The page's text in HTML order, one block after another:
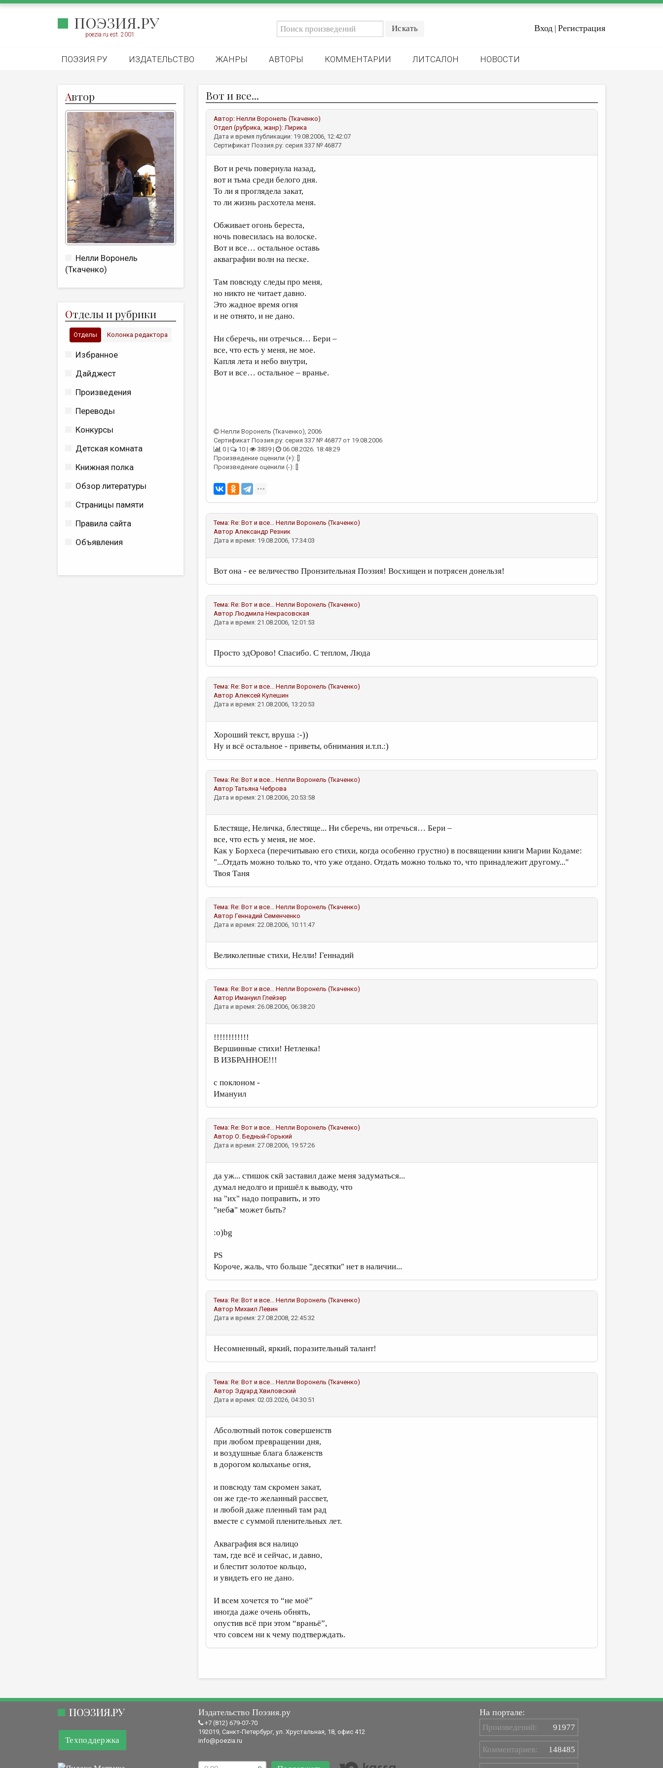
ПОЭЗИЯ.РУ
poezia.ru est. 2001
Вход | Регистрация
ПОЭЗИЯ.РУ ИЗДАТЕЛЬСТВО ЖАНРЫ АВТОРЫ КОММЕНТАРИИ ЛИТСАЛОН НОВОСТИ
Автор
Нелли Воронель
(Ткаченко)
Отделы и рубрики
Отделы Колонка редактора
Избранное
Дайджест
Произведения
Переводы
Конкурсы
Детская комната
Книжная полка
Обзор литературы
Страницы памяти
Правила сайта
Объявления
Вот и все...
Автор: Нелли Воронель (Ткаченко)
Отдел (рубрика, жанр):Лирика
Дата и время публикации: 19.08.2006, 12:42:07
Сертификат Поэзия.ру: серия 337 № 46877
Вот и речь повернула назад,
вот и тьма среди белого дня.
То ли я проглядела закат,
то ли жизнь расхотела меня.
Обживает огонь береста,
ночь повесилась на волоске.
Вот и все… остальное оставь
акваграфии волн на песке.
Там повсюду следы про меня,
но никто не читает давно.
Это жадное время огня
и не отнято, и не дано.
Ни сберечь, ни отречься… Бери –
все, что есть у меня, не мое.
Капля лета и небо внутри,
Вот и все… остальное – вранье.
Нелли Воронель (Ткаченко), 2006
Сертификат Поэзия.ру: серия 337 № 46877 от 19.08.2006
0 |
10 | 3839 |
06.08.2026. 18:48:29
Произведение оценили (+): []
Произведение оценили (-): []
Тема: Re: Вот и все... Нелли Воронель (Ткаченко)
Автор Александр Резник
Дата и время: 19.08.2006, 17:34:03
Вот она - ее величество Пронзительная Поэзия! Восхищен и потрясен донельзя!
Тема: Re: Вот и все... Нелли Воронель (Ткаченко)
АвторЛюдмила Некрасовская
Дата и время: 21.08.2006, 12:01:53
Просто здОрово! Спасибо. С теплом, Люда
Тема: Re: Вот и все... Нелли Воронель (Ткаченко)
Автор Алексей Кулешин
Дата и время: 21.08.2006, 13:20:53
Хороший текст, вруша :-))
Ну и всё остальное - приветы, обнимания и.т.п.:)
Тема: Re: Вот и все... Нелли Воронель (Ткаченко)
АвторТатьяна Чеброва
Дата и время: 21.08.2006, 20:53:58
Блестяще, Неличка, блестяще... Ни сберечь, ни отречься… Бери –
все, что есть у меня, не мое.
Как у Борхеса (перечитываю его стихи, когда особенно грустно) в посвящении книги Марии Кодаме:
"...Отдать можно только то, что уже отдано. Отдать можно только то, что принадлежит другому..."
Твоя Таня
Тема: Re: Вот и все... Нелли Воронель (Ткаченко)
Автор Геннадий Семенченко
Дата и время: 22.08.2006, 10:11:47
Великолепные стихи, Нелли! Геннадий
Тема: Re: Вот и все... Нелли Воронель (Ткаченко)
Автор Имануил Глейзер
Дата и время: 26.08.2006, 06:38:20
!!!!!!!!!!!!
Вершинные стихи! Нетленка!
В ИЗБРАННОЕ!!!
с поклоном -
Имануил
Тема: Re: Вот и все... Нелли Воронель (Ткаченко)
Автор О. Бедный-Горький
Дата и время: 27.08.2006, 19:57:26
да уж... стишок скй заставил даже меня задуматься...
думал недолго и пришёл к выводу, что
на "их" надо поправить, и это
"неба" может быть?
:о)bg
PS
Короче, жаль, что больше "десятки" нет в наличии...
Тема: Re: Вот и все... Нелли Воронель (Ткаченко)
Автор Михаил Левин
Дата и время: 27.08.2008, 22:45:32
Несомненный, яркий, поразительный талант!
Тема: Re: Вот и все... Нелли Воронель (Ткаченко)
Автор Эдуард Хвиловский
Дата и время: 02.03.2026, 04:30:51
Абсолютный поток совершенств
при любом превращении дня,
и воздушные блага блаженств
в дорогом колыханье огня,
и повсюду там скромен закат,
он же где-то желанный рассвет,
и любой даже пленный там рад
вместе с суммой пленительных лет.
Акваграфия вся налицо
там, где всё и сейчас, и давно,
и блестит золотое кольцо,
и увидеть его не дано.
И всем хочется то “не моё”
иногда даже очень обнять,
опустив всё при этом “враньё”,
что совсем ни к чему подтверждать.
ПОЭЗИЯ.РУ
Техподдержка
Издательство Поэзия.ру
+7 (812) 679-07-70
192019, Санкт-Петербург, ул. Хрустальная, 18, офис 412
info@poezia.ru
На портале:
Произведений: 91977
Комментариев: 148485